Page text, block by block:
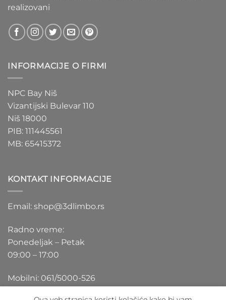
realizovani
INFORMACIJE O FIRMI
NPC Bay Niš
Vizantijski Bulevar 110
Niš 18000
PIB: 111445561
MB: 65415372
KONTAKT INFORMACIJE
Email: shop@3dlimbo.rs
Radno vreme:
Ponedeljak – Petak
09:00 – 17:00
Mobilni: 061/5000-526